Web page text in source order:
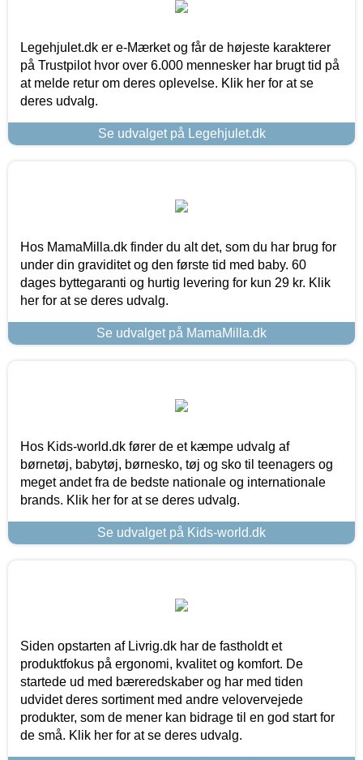
Legehjulet.dk er e-Mærket og får de højeste karakterer
på Trustpilot hvor over 6.000 mennesker har brugt tid på
at melde retur om deres oplevelse. Klik her for at se
deres udvalg.
Se udvalget på Legehjulet.dk
Hos MamaMilla.dk finder du alt det, som du har brug for
under din graviditet og den første tid med baby. 60
dages byttegaranti og hurtig levering for kun 29 kr. Klik
her for at se deres udvalg.
Se udvalget på MamaMilla.dk
Hos Kids-world.dk fører de et kæmpe udvalg af
børnetøj, babytøj, børnesko, tøj og sko til teenagers og
meget andet fra de bedste nationale og internationale
brands. Klik her for at se deres udvalg.
Se udvalget på Kids-world.dk
Siden opstarten af Livrig.dk har de fastholdt et
produktfokus på ergonomi, kvalitet og komfort. De
startede ud med bæreredskaber og har med tiden
udvidet deres sortiment med andre velovervejede
produkter, som de mener kan bidrage til en god start for
de små. Klik her for at se deres udvalg.